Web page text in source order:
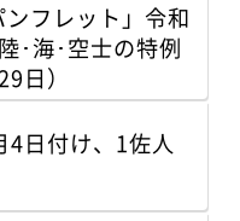
ンフレット」令和
･海･空士の特例
日）
日付け、1佐人